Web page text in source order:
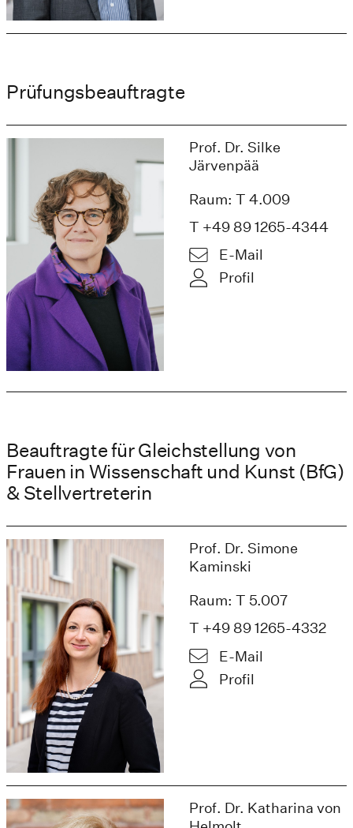
Prüfungsbeauftragte
Prof. Dr. Silke
Järvenpää
Raum: T 4.009
T +49 89 1265-4344
E-Mail
Profil
Beauftragte für Gleichstellung von
Frauen in Wissenschaft und Kunst (BfG)
& Stellvertreterin
Prof. Dr. Simone
Kaminski
Raum: T 5.007
T +49 89 1265-4332
E-Mail
Profil
Prof. Dr. Katharina von